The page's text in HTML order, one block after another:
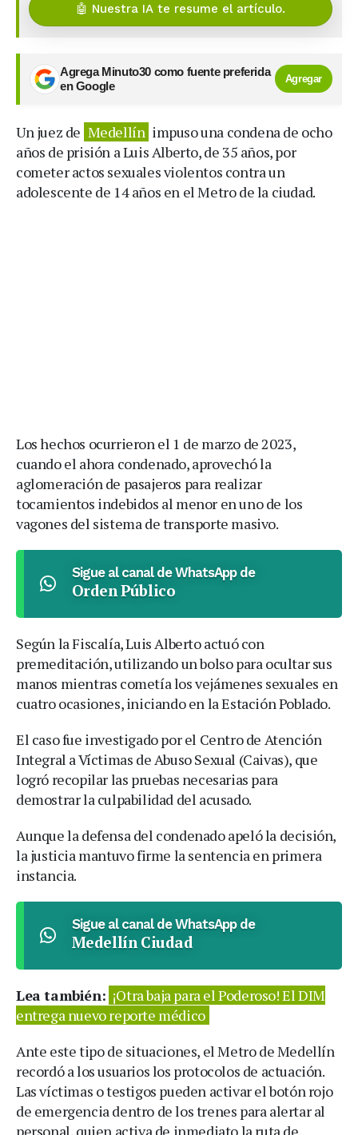
🤖 Nuestra IA te resume el artículo.
Agrega Minuto30 como fuente preferida
en Google
Agregar
Un juez de Medellín impuso una condena de ocho
años de prisión a Luis Alberto, de 35 años, por
cometer actos sexuales violentos contra un
adolescente de 14 años en el Metro de la ciudad.
Los hechos ocurrieron el 1 de marzo de 2023,
cuando el ahora condenado, aprovechó la
aglomeración de pasajeros para realizar
tocamientos indebidos al menor en uno de los
vagones del sistema de transporte masivo.
Sigue al canal de WhatsApp de
Orden Público
Según la Fiscalía, Luis Alberto actuó con
premeditación, utilizando un bolso para ocultar sus
manos mientras cometía los vejámenes sexuales en
cuatro ocasiones, iniciando en la Estación Poblado.
El caso fue investigado por el Centro de Atención
Integral a Víctimas de Abuso Sexual (Caivas), que
logró recopilar las pruebas necesarias para
demostrar la culpabilidad del acusado.
Aunque la defensa del condenado apeló la decisión,
la justicia mantuvo firme la sentencia en primera
instancia.
Sigue al canal de WhatsApp de
Medellín Ciudad
Lea también: ¡Otra baja para el Poderoso! El DIM
entrega nuevo reporte médico
Ante este tipo de situaciones, el Metro de Medellín
recordó a los usuarios los protocolos de actuación.
Las víctimas o testigos pueden activar el botón rojo
de emergencia dentro de los trenes para alertar al
personal, quien activa de inmediato la ruta de